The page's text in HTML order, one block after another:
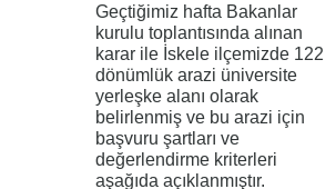
Geçtiğimiz hafta Bakanlar
kurulu toplantısında alınan
karar ile İskele ilçemizde 122
dönümlük arazi üniversite
yerleşke alanı olarak
belirlenmiş ve bu arazi için
başvuru şartları ve
değerlendirme kriterleri
aşağıda açıklanmıştır.